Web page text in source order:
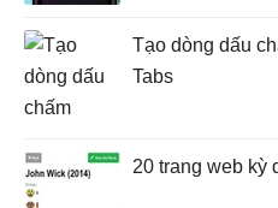
Tạo dòng dấu
Tabs
20 trang web kỳ